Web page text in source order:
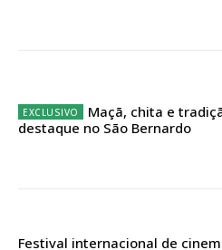
32
Edição em papel
Maçã, chita e
destaque no São Bernardo
Festival internacional de